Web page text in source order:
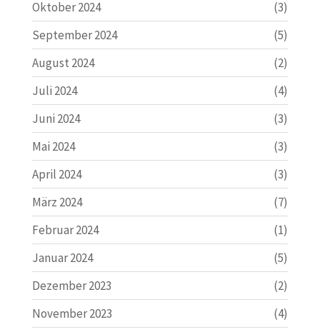
Oktober 2024
(3)
September 2024
(5)
August 2024
(2)
Juli 2024
(4)
Juni 2024
(3)
Mai 2024
(3)
April 2024
(3)
März 2024
(7)
Februar 2024
(1)
Januar 2024
(5)
Dezember 2023
(2)
November 2023
(4)